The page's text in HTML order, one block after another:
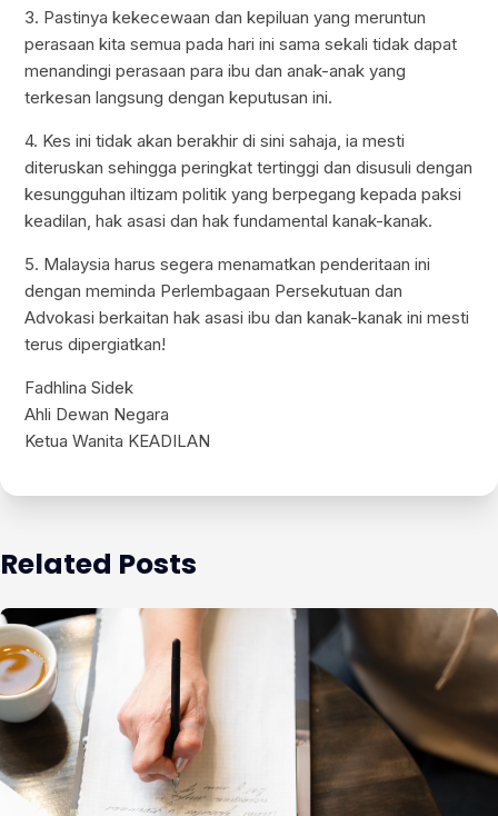
3. Pastinya kekecewaan dan kepiluan yang meruntun
perasaan kita semua pada hari ini sama sekali tidak dapat
menandingi perasaan para ibu dan anak-anak yang
terkesan langsung dengan keputusan ini.
4. Kes ini tidak akan berakhir di sini sahaja, ia mesti
diteruskan sehingga peringkat tertinggi dan disusuli dengan
kesungguhan iltizam politik yang berpegang kepada paksi
keadilan, hak asasi dan hak fundamental kanak-kanak.
5. Malaysia harus segera menamatkan penderitaan ini
dengan meminda Perlembagaan Persekutuan dan
Advokasi berkaitan hak asasi ibu dan kanak-kanak ini mesti
terus dipergiatkan!
Fadhlina Sidek
Ahli Dewan Negara
Ketua Wanita KEADILAN
Related Posts